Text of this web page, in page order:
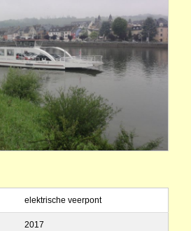
elektrische veerpont
2017